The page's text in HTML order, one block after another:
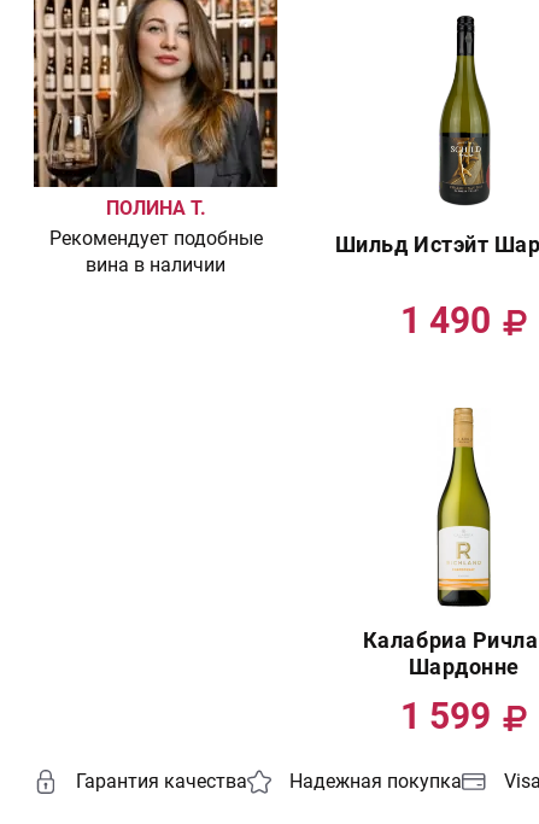
ПОЛИНА Т.
Рекомендует подобные
вина в наличии
Шильд Истэйт
1 490
Калабриа
Шардонне
1 599
Гарантия качества Надежная покупка